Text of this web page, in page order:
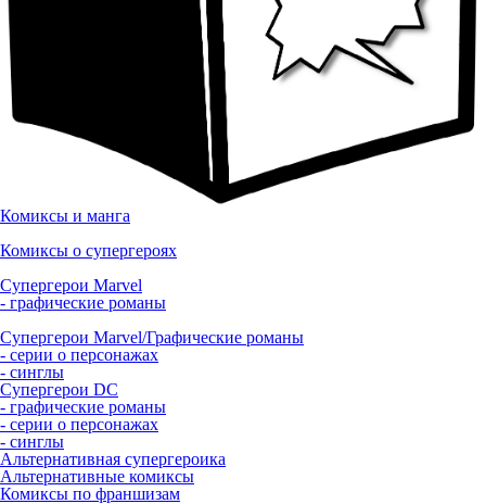
Комиксы и манга
Комиксы о супергероях
Супергерои Marvel
- графические романы
Супергерои Marvel/Графические романы
- серии о персонажах
- синглы
Супергерои DC
- графические романы
- серии о персонажах
- синглы
Альтернативная супергероика
Альтернативные комиксы
Комиксы по франшизам